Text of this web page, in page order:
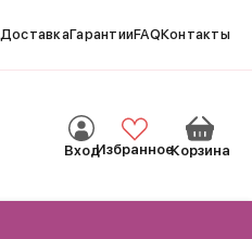
ДоставкаГарантииFAQКонтакты
ВходИзбранноеКорзина